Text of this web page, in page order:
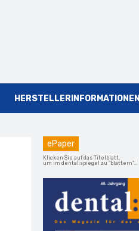
HERSTELLERINFORMATIONEN
ePaper
Klicken Sie auf das Titelblatt,
um im dental:spiegel zu "blättern"...